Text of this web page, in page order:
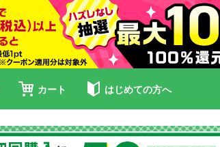
カート はじめての方へ